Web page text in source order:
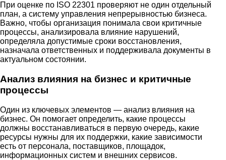
При оценке по ISO 22301 проверяют не один отдельный
план, а систему управления непрерывностью бизнеса.
Важно, чтобы организация понимала свои критичные
процессы, анализировала влияние нарушений,
определяла допустимые сроки восстановления,
назначала ответственных и поддерживала документы в
актуальном состоянии.
Анализ влияния на бизнес и критичные
процессы
Один из ключевых элементов — анализ влияния на
бизнес. Он помогает определить, какие процессы
должны восстанавливаться в первую очередь, какие
ресурсы нужны для их поддержки, какие зависимости
есть от персонала, поставщиков, площадок,
информационных систем и внешних сервисов.